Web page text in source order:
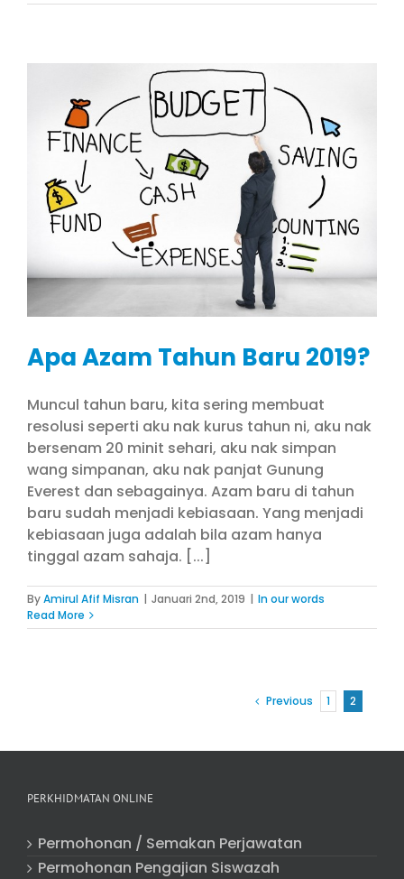
Apa Azam Tahun Baru 2019?
Muncul tahun baru, kita sering membuat
resolusi seperti aku nak kurus tahun ni, aku nak
bersenam 20 minit sehari, aku nak simpan
wang simpanan, aku nak panjat Gunung
Everest dan sebagainya. Azam baru di tahun
baru sudah menjadi kebiasaan. Yang menjadi
kebiasaan juga adalah bila azam hanya
tinggal azam sahaja. [...]
ByAmirul Afif Misran | Januari 2nd, 2019 | In our words
Read More
Previous 1 2
PERKHIDMATAN ONLINE
Permohonan / Semakan Perjawatan
Permohonan Pengajian Siswazah